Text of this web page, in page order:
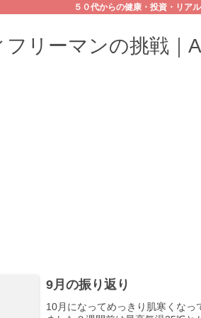
５０代からの健康・投資・リア
リーマンの挑戦｜
9月の振り返り
10月になってめっきり肌寒くなっ